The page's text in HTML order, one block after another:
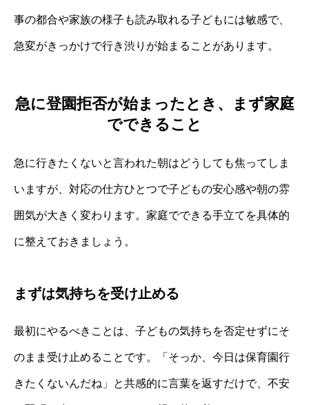
事の都合や家族の様子も読み取れる子どもには敏感で、
急変がきっかけで行き渋りが始まることがあります。
急に登園拒否が始まったとき、まず家庭
でできること
急に行きたくないと言われた朝はどうしても焦ってしま
いますが、対応の仕方ひとつで子どもの安心感や朝の雰
囲気が大きく変わります。家庭でできる手立てを具体的
に整えておきましょう。
まずは気持ちを受け止める
最初にやるべきことは、子どもの気持ちを否定せずにそ
のまま受け止めることです。「そっか、今日は保育園行
きたくないんだね」と共感的に言葉を返すだけで、不安